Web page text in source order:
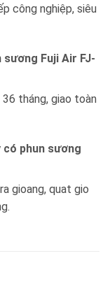
công nghiệp, siêu
sương Fuji Air FJ-
36 tháng, giao toàn
có phun sương
gioang, quat gio